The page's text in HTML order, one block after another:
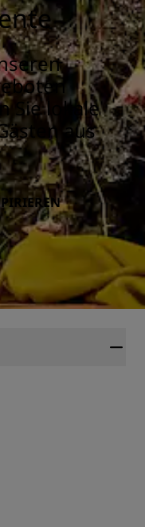
Sie lokale
aus